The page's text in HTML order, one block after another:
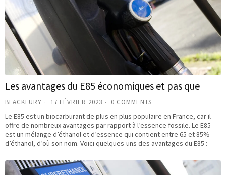
Les avantages du E85 économiques et pas que
BLACKFURY 17 FÉVRIER 2023 0 COMMENTS
Le E85 est un biocarburant de plus en plus populaire en France, car il
offre de nombreux avantages par rapport à l’essence fossile. Le E85
est un mélange d’éthanol et d’essence qui contient entre 65 et 85%
d’éthanol, d’où son nom. Voici quelques-uns des avantages du E85 :